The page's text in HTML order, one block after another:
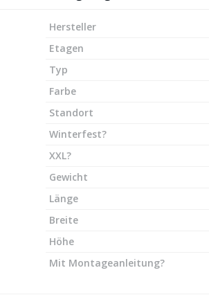
Hersteller
Etagen
Typ
Farbe
Standort
Winterfest?
XXL?
Gewicht
Länge
Breite
Höhe
Mit Montageanleitung?